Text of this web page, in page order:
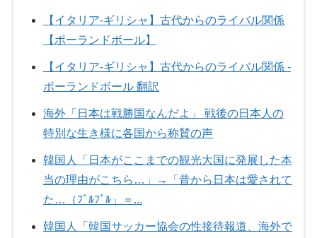
【イタリア-ギリシャ】古代からのライバル関係
【ポーランドボール】
【イタリア-ギリシャ】古代からのライバル関係 -
ポーランドボール 翻訳
海外「日本は戦勝国なんだよ」 戦後の日本人の
特別な生き様に各国から称賛の声
韓国人「日本がここまでの観光大国に発展した本
当の理由がこちら…」→「昔から日本は愛されて
た…（ﾌﾞﾙﾌﾞﾙ」＝...
韓国人「韓国サッカー協会の性接待報道、海外で